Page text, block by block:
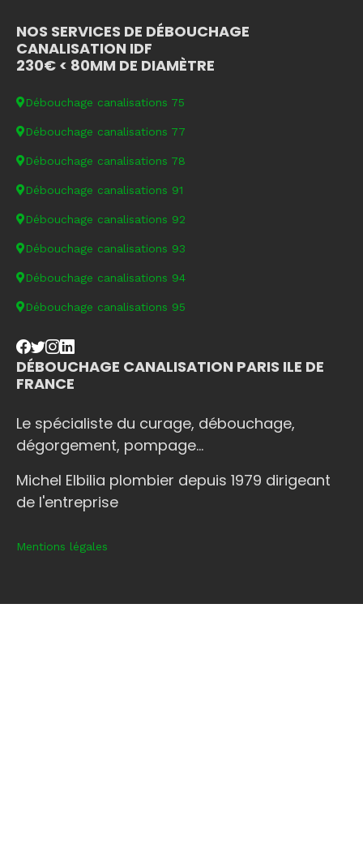
NOS SERVICES DE DÉBOUCHAGE
CANALISATION IDF
230€ < 80MM DE DIAMÈTRE
Débouchage canalisations 75
Débouchage canalisations 77
Débouchage canalisations 78
Débouchage canalisations 91
Débouchage canalisations 92
Débouchage canalisations 93
Débouchage canalisations 94
Débouchage canalisations 95
DÉBOUCHAGE CANALISATION PARIS ILE DE
FRANCE
Le spécialiste du curage, débouchage,
dégorgement, pompage...
Michel Elbilia plombier depuis 1979 dirigeant
de l'entreprise
Mentions légales